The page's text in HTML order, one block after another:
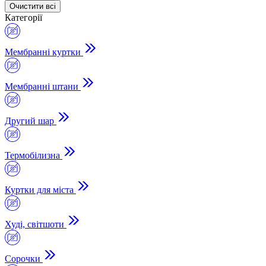
Очистити всі
Категорії
Мембранні куртки
Мембранні штани
Другий шар
Термобілизна
Куртки для міста
Худі, світшоти
Сорочки